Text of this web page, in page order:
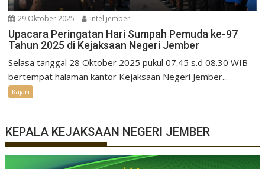
29 Oktober 2025 intel jember
Upacara Peringatan Hari Sumpah Pemuda ke-97
Tahun 2025 di Kejaksaan Negeri Jember
Selasa tanggal 28 Oktober 2025 pukul 07.45 s.d 08.30 WIB
bertempat halaman kantor Kejaksaan Negeri Jember...
Kajari
KEPALA KEJAKSAAN NEGERI JEMBER